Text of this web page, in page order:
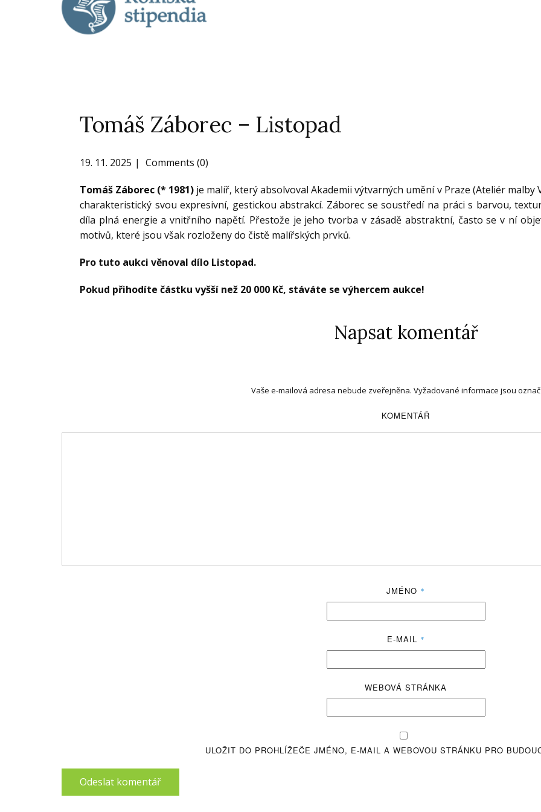
Tomáš Záborec – Listopad
19. 11. 2025 Comments (0)
Tomáš Záborec (* 1981) je malíř, který absolvoval Akademii výtvarných umění v Praze (Ateliér malby
charakteristický svou expresivní, gestickou abstrakcí. Záborec se soustředí na práci s barvou,
díla plná energie a vnitřního napětí. Přestože je jeho tvorba v zásadě abstraktní, často se v ní
motivů, které jsou však rozloženy do čistě malířských prvků.
Pro tuto aukci věnoval dílo Listopad.
Pokud přihodíte částku vyšší než 20 000 Kč, stáváte se výhercem aukce!
Napsat komentář
Vaše e-mailová adresa nebude zveřejněna. Vyžadované informace jsou
KOMENTÁŘ
JMÉNO *
E-MAIL *
WEBOVÁ STRÁNKA
ULOŽIT DO PROHLÍŽEČE JMÉNO, E-MAIL A WEBOVOU STRÁNKU PRO
Odeslat komentář